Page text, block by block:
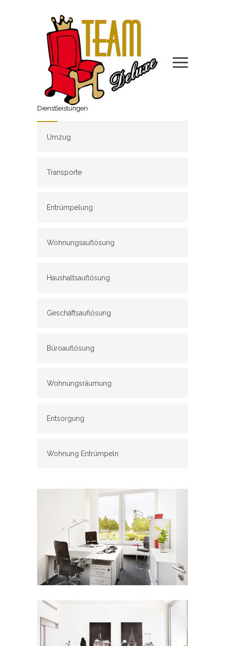
Dienstleistungen
Umzug
Transporte
Entrümpelung
Wohnungsauflösung
Haushaltsauflösung
Geschäftsauflösung
Büroauflösung
Wohnungsräumung
Entsorgung
Wohnung Entrümpeln